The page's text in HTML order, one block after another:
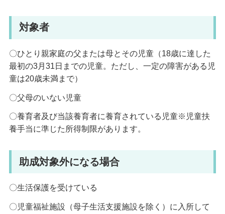
対象者
〇ひとり親家庭の父または母とその児童（18歳に達した
最初の3月31日までの児童。ただし、一定の障害がある児
童は20歳未満まで）
〇父母のいない児童
〇養育者及び当該養育者に養育されている児童※児童扶
養手当に準じた所得制限があります。
助成対象外になる場合
〇生活保護を受けている
〇児童福祉施設（母子生活支援施設を除く）に入所して